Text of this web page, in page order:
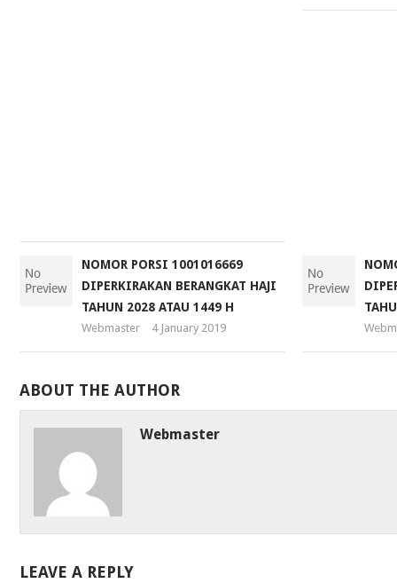
BERANGKAT
NOMOR PORSI 1001016669
DIPERKIRAKAN BERANGKAT HAJI
TAHUN 2028 ATAU 1449 H
Webmaster 4 January 2019
ABOUT THE AUTHOR
Webmaster
LEAVE A REPLY